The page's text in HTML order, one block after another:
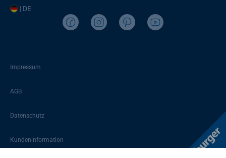
| DE
Impressum
AGB
Datenschutz
Kundeninformation